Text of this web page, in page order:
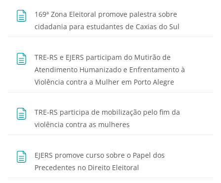
169ª Zona Eleitoral promove palestra sobre
cidadania para estudantes de Caxias do Sul
TRE-RS e EJERS participam do Mutirão de
Atendimento Humanizado e Enfrentamento à
Violência contra a Mulher em Porto Alegre
TRE-RS participa de mobilização pelo fim da
violência contra as mulheres
EJERS promove curso sobre o Papel dos
Precedentes no Direito Eleitoral